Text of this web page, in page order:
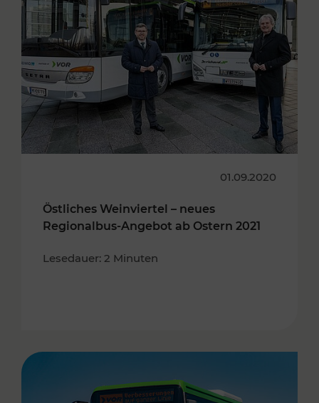
01.09.2020
Östliches Weinviertel – neues
Regionalbus-Angebot ab Ostern 2021
Lesedauer: 2 Minuten